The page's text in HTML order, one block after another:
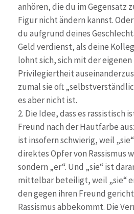
anhören, die du im Gegensatz
Figur nicht ändern kannst.
du aufgrund deines
Geld verdienst, als deine
lohnt sich, sich mit der eigenen
Privilegiertheit
zumal sie oft
es aber nicht ist.
2. Die Idee, dass es rassistisch
Freund nach der Hautfarbe
ist insofern schwierig, weil
direktes Opfer von Rassismus
sondern „er“. Und „sie“ ist
mittelbar beteiligt, weil „sie“
den gegen ihren Freund
Rassismus abbekommt. Die